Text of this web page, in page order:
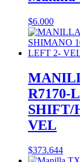
$6.000
R7170-
SHIFT/
VEL
$373.644